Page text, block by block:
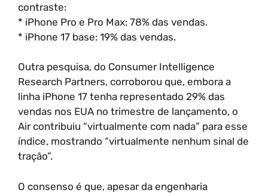
contraste:
* iPhone Pro e Pro Max: 78% das vendas.
* iPhone 17 base: 19% das vendas.
Outra pesquisa, do Consumer Intelligence
Research Partners, corroborou que, embora a
linha iPhone 17 tenha representado 29% das
vendas nos EUA no trimestre de lançamento, o
Air contribuiu “virtualmente com nada” para esse
índice, mostrando “virtualmente nenhum sinal de
tração”.
O consenso é que, apesar da engenharia